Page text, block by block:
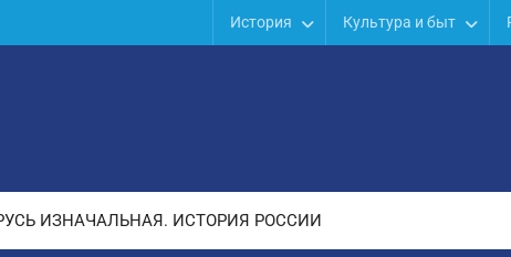
История Культура и быт
ИЗНАЧАЛЬНАЯ. ИСТОРИЯ РОССИИ